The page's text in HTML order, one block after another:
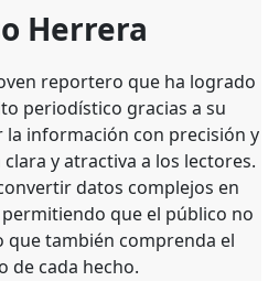
Herrera
reportero que ha logrado
periodístico gracias a su
la información con precisión y
y atractiva a los lectores.
datos complejos en
que el público no
que también comprenda el
de cada hecho.